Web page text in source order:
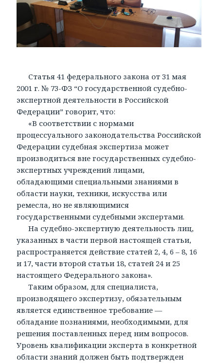
Статья 41 федерального закона от 31 мая
2001 г. № 73-ФЗ “О государственной судебно-
экспертной деятельности в Российской
Федерации” говорит, что:
«В соответствии с нормами
процессуального законодательства Российской
Федерации судебная экспертиза может
производиться вне государственных судебно-
экспертных учреждений лицами,
обладающими специальными знаниями в
области науки, техники, искусства или
ремесла, но не являющимися
государственными судебными экспертами.
На судебно-экспертную деятельность лиц,
указанных в части первой настоящей статьи,
распространяется действие статей 2, 4, 6 – 8, 16
и 17, части второй статьи 18, статей 24 и 25
настоящего Федерального закона».
Таким образом, для специалиста,
производящего экспертизу, обязательным
является единственное требование —
обладание познаниями, необходимыми, для
решения поставленных перед ним вопросов.
Уровень квалификации эксперта в конкретной
области знаний должен быть подтвержден